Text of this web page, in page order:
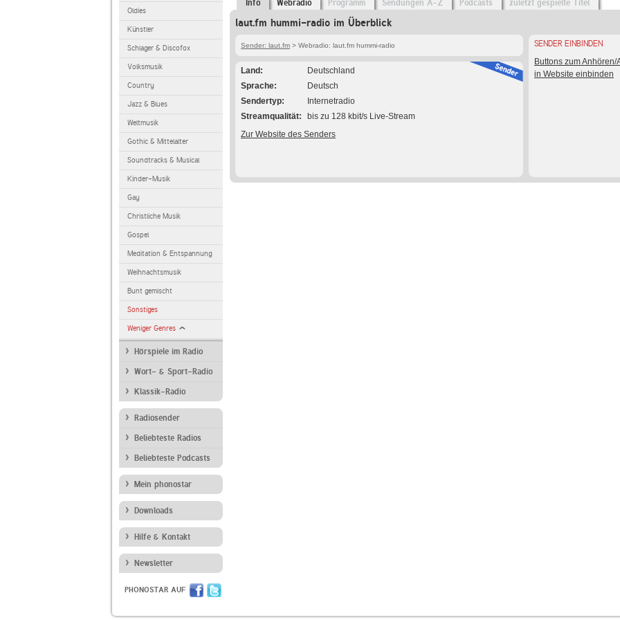
Oldies
Künstler
Schlager & Discofox
Volksmusik
Country
Jazz & Blues
Weltmusik
Gothic & Mittelalter
Soundtracks & Musical
Kinder-Musik
Gay
Christliche Musik
Gospel
Meditation & Entspannung
Weihnachtsmusik
Bunt gemischt
Sonstiges
Weniger Genres
Hörspiele im Radio
Wort- & Sport-Radio
Klassik-Radio
Radiosender
Beliebteste Radios
Beliebteste Podcasts
Mein phonostar
Downloads
Hilfe & Kontakt
Newsletter
PHONOSTAR AUF
Info Webradio Programm Sendungen A-Z Podcasts zuletzt gespielte Titel
laut.fm hummi-radio im Überblick
Sender: laut.fm > Webradio: laut.fm hummi-radio
Land
Deutschland
Sprache
Deutsch
Sendertyp
Internetradio
Streamqualität
bis zu 128 kbit/s Live-Stream
Zur Website des Senders
SENDER EINBINDEN
Buttons zum Anhören/
in Website einbinden